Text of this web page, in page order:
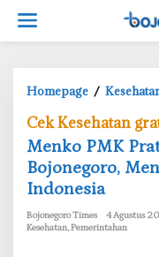
w
Homepage /
Cek Kesehatan
Menko PMK
Bojonegoro,
Indonesia
Bojonegoro Times
4 Agustus
Kesehatan,Pemerintahan